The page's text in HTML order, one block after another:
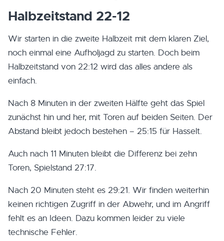
Halbzeitstand 22-12
Wir starten in die zweite Halbzeit mit dem klaren Ziel,
noch einmal eine Aufholjagd zu starten. Doch beim
Halbzeitstand von 22:12 wird das alles andere als
einfach.
Nach 8 Minuten in der zweiten Hälfte geht das Spiel
zunächst hin und her, mit Toren auf beiden Seiten. Der
Abstand bleibt jedoch bestehen – 25:15 für Hasselt.
Auch nach 11 Minuten bleibt die Differenz bei zehn
Toren, Spielstand 27:17.
Nach 20 Minuten steht es 29:21. Wir finden weiterhin
keinen richtigen Zugriff in der Abwehr, und im Angriff
fehlt es an Ideen. Dazu kommen leider zu viele
technische Fehler.